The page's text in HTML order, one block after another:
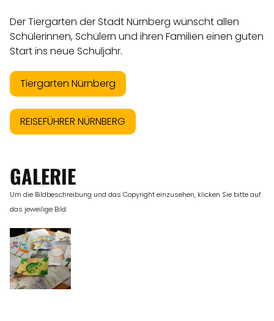
Der Tiergarten der Stadt Nürnberg wünscht allen
Schülerinnen, Schülern und ihren Familien einen guten
Start ins neue Schuljahr.
Tiergarten Nürnberg
REISEFÜHRER NÜRNBERG
GALERIE
Um die Bildbeschreibung und das Copyright einzusehen, klicken Sie bitte auf
das jeweilige Bild.